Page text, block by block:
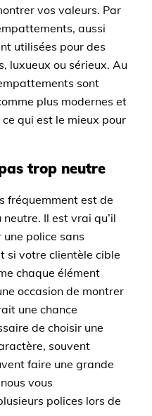
vos valeurs. Par
aussi
utilisées pour des
luxueux ou sérieux. Au
sont
plus modernes et
qui est le mieux pour
trop neutre
fréquemment est de
Il est vrai qu’il
police sans
si votre clientèle cible
chaque élément
occasion de montrer
une chance
de choisir une
souvent
faire une grande
vous
polices lors de